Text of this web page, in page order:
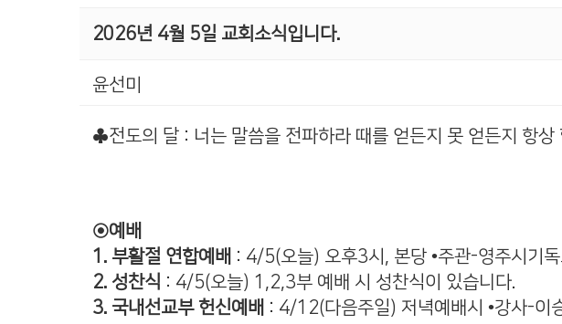
2026년 4월 5일 교회소식입니다.
윤선미
♣전도의 달 : 너는 말씀을 전파하라 때를 얻든지 못 얻든지 항
◉예배
1. 부활절 연합예배 : 4/5(오늘) 오후3시, 본당 •주관-영주시기
2. 성찬식 : 4/5(오늘) 1,2,3부 예배 시 성찬식이 있습니다.
3. 국내선교부 헌신예배 : 4/12(다음주일) 저녁예배시 •강사-이